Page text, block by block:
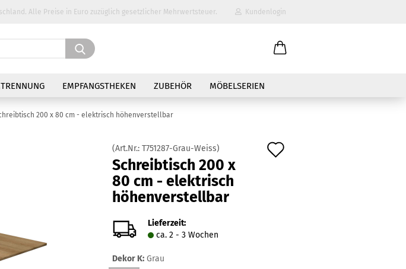
Alle Preise in Euro zuzüglich gesetzlicher Mehrwertsteuer. Kundenlogin
Passwort
Konto erstellen
Passwort vergessen?
Suche...
EMPFANGSTHEKEN ZUBEHÖR MÖBELSERIEN
200 x 80 cm - elektrisch höhenverstellbar
(Art.Nr.: T751287-Grau-Weiss)
Schreibtisch 200 x
80 cm - elektrisch
höhenverstellbar
Lieferzeit:
ca. 2 - 3 Wochen
Dekor K: Grau